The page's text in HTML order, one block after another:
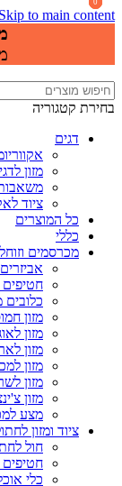
Skip to main content
בחירת קטגוריה
דגים
מזון
ציוד
כל המוצרים
כללי
מכרסמים
מזון
מזון
מזון
מזון
מזון
מזון
מצע
ציוד ומזון
חול
חטיפים
כלי
0
0
0